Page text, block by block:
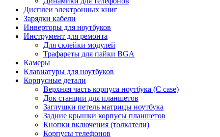
Дисплеи электронных книг
Зарядки кабели
Инверторы для ноутбуков
Инструмент для ремонта
Для склейки модулей
Трафареты для пайки BGA
Камеры
Клавиатуры для ноутбуков
Корпусные детали
Верхняя часть корпуса ноутбука (С case)
Док станции для планшетов
Заглушки петель матрицы ноутбука
Задние крышки корпусы планшетов
Кнопки включения (толкатели)
Корпусы телефонов